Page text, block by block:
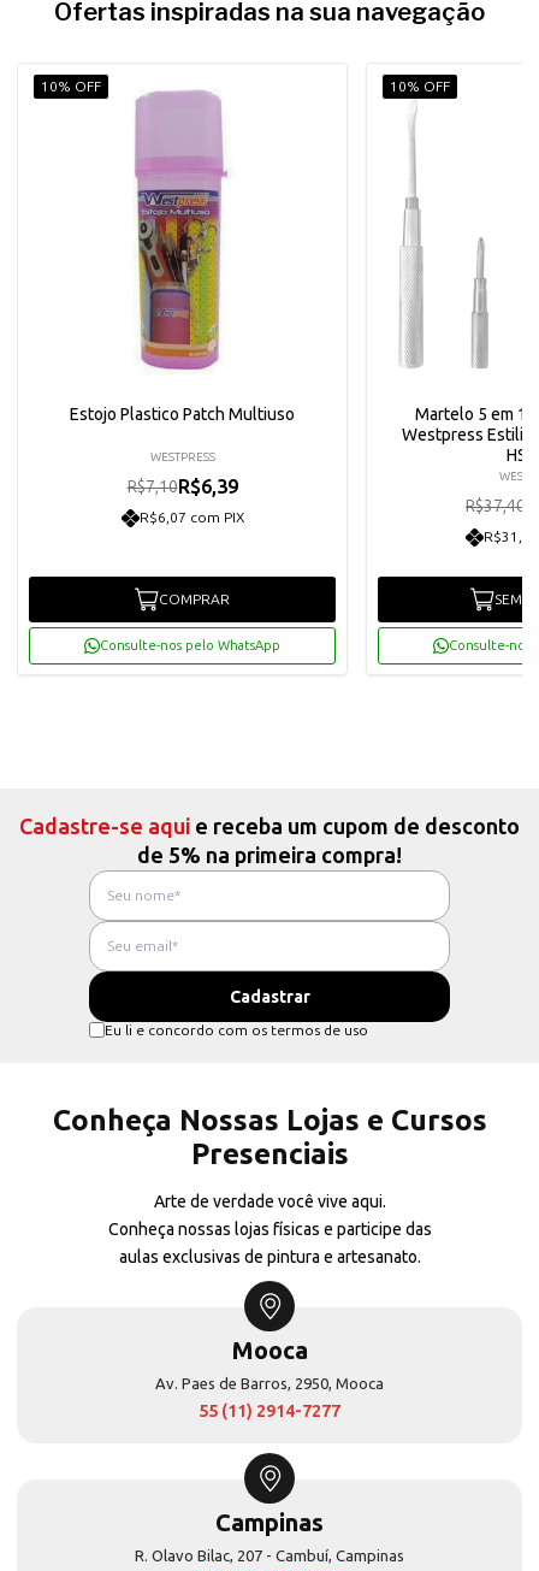
Ofertas inspiradas na sua navegação
10% OFF
Estojo Plastico Patch Multiuso
WESTPRESS
R$7,10R$6,39
R$6,07 com PIX
COMPRAR
Consulte-nos pelo WhatsApp
10% OFF
Martelo 5 em 1
Westpress
R$37,40
SEM
Consulte-nos
Cadastre-se aqui e receba um cupom de desconto
de 5% na primeira compra!
Eu li e concordo com os termos de uso
Conheça Nossas Lojas e Cursos
Presenciais
Arte de verdade você vive aqui.
Conheça nossas lojas físicas e participe das
aulas exclusivas de pintura e artesanato.
Mooca
Av. Paes de Barros, 2950, Mooca
55 (11) 2914-7277
Campinas
R. Olavo Bilac, 207 - Cambuí, Campinas